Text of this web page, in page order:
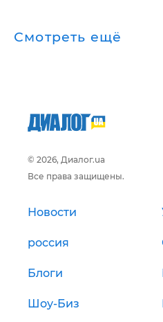
Смотреть ещё
© 2026, Диалог.ua
Все права защищены.
Новости
россия
Блоги
Шоу-Биз